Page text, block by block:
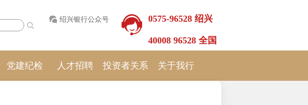
绍兴银行公众号 0575-96528 绍兴
40008 96528 全国
党建纪检 人才招聘 投资者关系 关于我行